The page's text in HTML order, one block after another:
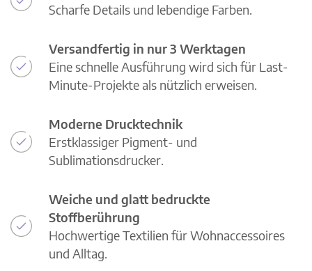
Scharfe Details und lebendige Farben.
Versandfertig in nur 3 Werktagen
Eine schnelle Ausführung wird sich für Last-
Minute-Projekte als nützlich erweisen.
Moderne Drucktechnik
Erstklassiger Pigment- und
Sublimationsdrucker.
Weiche und glatt bedruckte
Stoffberührung
Hochwertige Textilien für Wohnaccessoires
und Alltag.